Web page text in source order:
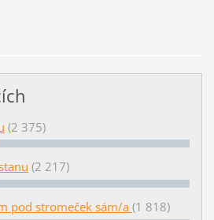
(2 375)
(2 217)
pod stromeček sám/a (1 818)